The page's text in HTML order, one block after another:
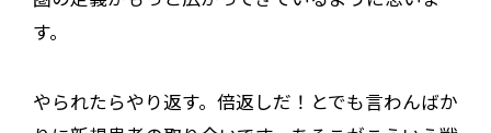
す。
やられたらやり返す。倍返しだ！とでも言わんばか